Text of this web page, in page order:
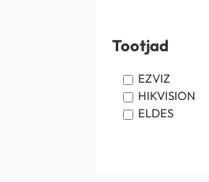
Tootjad
EZVIZ
HIKVISION
ELDES